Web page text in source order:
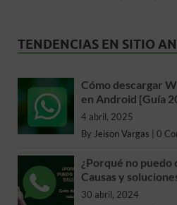
TENDENCIAS EN SITIO
Cómo descargar
en Android [Guía
4 abril, 2025
By Jeison Vargas 0
¿Porqué no puedo
Causas y
30 abril, 2024